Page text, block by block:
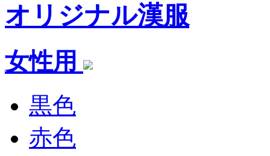
オリジナル漢服
女性用
黒色
赤色